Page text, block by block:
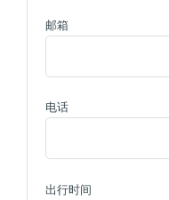
邮箱
电话
出行时间